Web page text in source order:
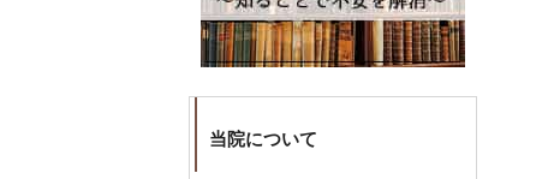
当院について